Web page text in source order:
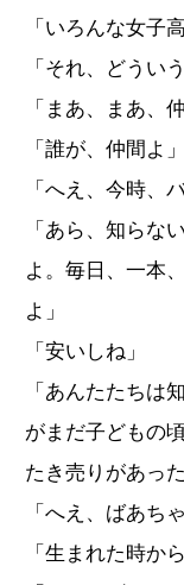
「いろんな女子
「それ、どうい
「まあ、まあ、
「誰が、仲間よ
「へえ、今時、
「あら、知らな
よ。毎日、一本
よ」
「安いしね」
「あんたたちは
がまだ子どもの
たき売りがあっ
「へえ、ばあち
「生まれた時か